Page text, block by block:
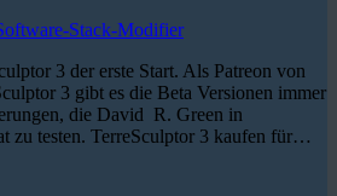
3 der erste Start. Als Patreon von
3 gibt es die Beta Versionen immer
die David R. Green in
zu testen. TerreSculptor 3 kaufen für…